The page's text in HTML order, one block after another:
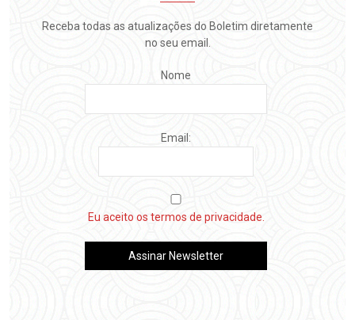
Receba todas as atualizações do Boletim diretamente
no seu email.
Nome
Email:
Eu aceito os termos de privacidade.